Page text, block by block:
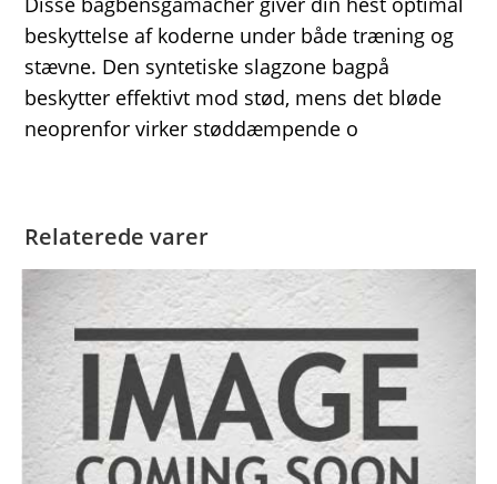
beskyttelse af koderne under både træning og
stævne. Den syntetiske slagzone bagpå
beskytter effektivt mod stød, mens det bløde
neoprenfor virker støddæmpende o
Relaterede varer